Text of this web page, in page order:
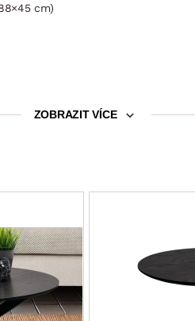
cm)
– příležitostné lůžko snadno
ZOBRAZIT VÍCE